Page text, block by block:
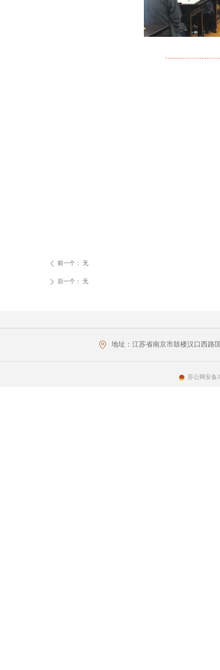
ꄴ 前一个： 无
ꄲ 后一个： 无
地址： 江苏省南京市鼓楼汉口西路
苏公网安备